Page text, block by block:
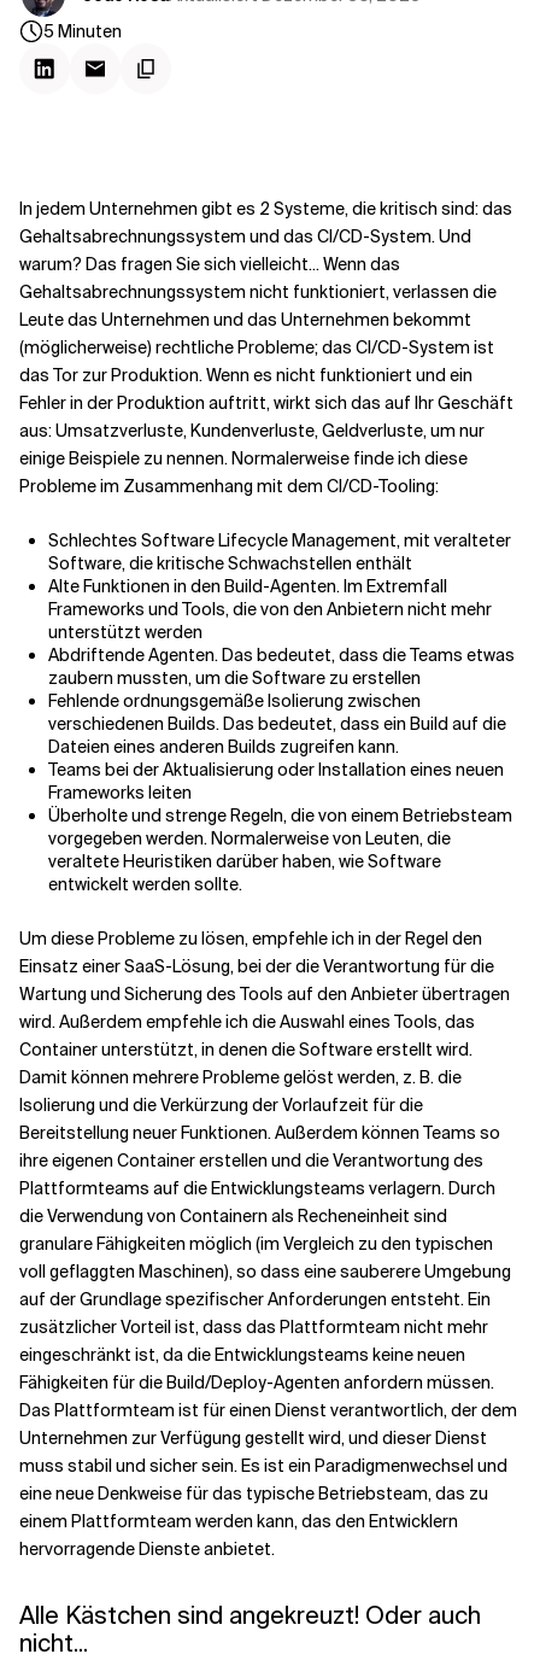
Verwandte Themen
5 Minuten
In jedem Unternehmen gibt es 2 Systeme, die kritisch sind: das
Gehaltsabrechnungssystem und das CI/CD-System. Und
warum? Das fragen Sie sich vielleicht... Wenn das
Gehaltsabrechnungssystem nicht funktioniert, verlassen die
Leute das Unternehmen und das Unternehmen bekommt
(möglicherweise) rechtliche Probleme; das CI/CD-System ist
das Tor zur Produktion. Wenn es nicht funktioniert und ein
Fehler in der Produktion auftritt, wirkt sich das auf Ihr Geschäft
aus: Umsatzverluste, Kundenverluste, Geldverluste, um nur
einige Beispiele zu nennen. Normalerweise finde ich diese
Probleme im Zusammenhang mit dem CI/CD-Tooling:
Schlechtes Software Lifecycle Management, mit veralteter
Software, die kritische Schwachstellen enthält
Alte Funktionen in den Build-Agenten. Im Extremfall
Frameworks und Tools, die von den Anbietern nicht mehr
unterstützt werden
Abdriftende Agenten. Das bedeutet, dass die Teams etwas
zaubern mussten, um die Software zu erstellen
Fehlende ordnungsgemäße Isolierung zwischen
verschiedenen Builds. Das bedeutet, dass ein Build auf die
Dateien eines anderen Builds zugreifen kann.
Teams bei der Aktualisierung oder Installation eines neuen
Frameworks leiten
Überholte und strenge Regeln, die von einem Betriebsteam
vorgegeben werden. Normalerweise von Leuten, die
veraltete Heuristiken darüber haben, wie Software
entwickelt werden sollte.
Um diese Probleme zu lösen, empfehle ich in der Regel den
Einsatz einer SaaS-Lösung, bei der die Verantwortung für die
Wartung und Sicherung des Tools auf den Anbieter übertragen
wird. Außerdem empfehle ich die Auswahl eines Tools, das
Container unterstützt, in denen die Software erstellt wird.
Damit können mehrere Probleme gelöst werden, z. B. die
Isolierung und die Verkürzung der Vorlaufzeit für die
Bereitstellung neuer Funktionen. Außerdem können Teams so
ihre eigenen Container erstellen und die Verantwortung des
Plattformteams auf die Entwicklungsteams verlagern. Durch
die Verwendung von Containern als Recheneinheit sind
granulare Fähigkeiten möglich (im Vergleich zu den typischen
voll geflaggten Maschinen), so dass eine sauberere Umgebung
auf der Grundlage spezifischer Anforderungen entsteht. Ein
zusätzlicher Vorteil ist, dass das Plattformteam nicht mehr
eingeschränkt ist, da die Entwicklungsteams keine neuen
Fähigkeiten für die Build/Deploy-Agenten anfordern müssen.
Das Plattformteam ist für einen Dienst verantwortlich, der dem
Unternehmen zur Verfügung gestellt wird, und dieser Dienst
muss stabil und sicher sein. Es ist ein Paradigmenwechsel und
eine neue Denkweise für das typische Betriebsteam, das zu
einem Plattformteam werden kann, das den Entwicklern
hervorragende Dienste anbietet.
Alle Kästchen sind angekreuzt! Oder auch
nicht...